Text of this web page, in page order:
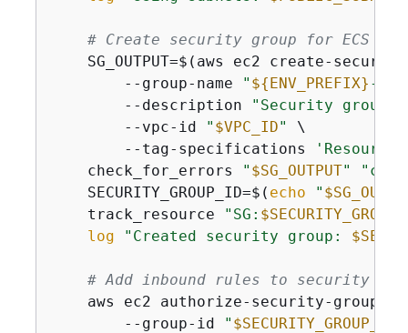
# Create security group for ECS
SG_OUTPUT=$(aws ec2 create-
        --group-name
" ${ENV_PREFIX} -
        --description
"Security group
        --vpc-id
" $VPC_ID"
\
        --tag-specifications
    check_for_errors
" $SG_OUTPUT"
    SECURITY_GROUP_ID=$(
echo "
    track_resource
"SG:
log
"Created security group:
# Add inbound rules to security
aws ec2 authorize-security-group-
        --group-id
" $SECURITY_GROUP_ID